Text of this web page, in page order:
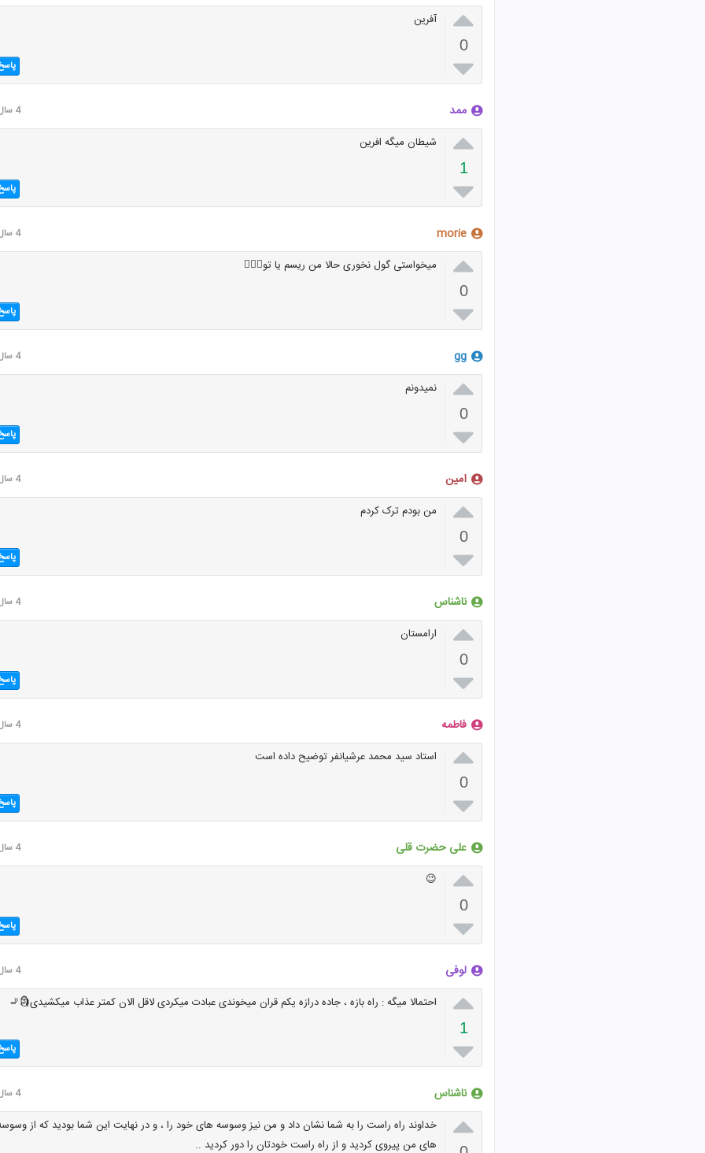

0

آفرین
ممد 4 سال قبل

1

شیطان میگه افرین
morie 4 سال قبل

0

میخواستی گول نخوری حالا من ریسم یا تو👌🏿🥴
gg 4 سال قبل

0

نمیدونم
امین 4 سال قبل

0

من بودم ترک کردم
ناشناس 4 سال قبل

0

ارامستان
فاطمه 4 سال قبل

0

استاد سید محمد عرشیانفر توضیح داده است
علی حضرت قلی 4 سال قبل

0

😉
لوفی 4 سال قبل

1

احتمالا میگه : راه بازه ، جاده درازه یکم قران میخوندی عبادت میکردی لاقل الان کمتر عذاب میکشیدی🗿🚬
ناشناس 4 سال قبل

خداوند راه راست را به شما نشان داد و من نیز وسوسه های خود را ، و در نهایت این شما بودید که از
های من پیروی کردید و از راه راست خودتان را دور کردید ..